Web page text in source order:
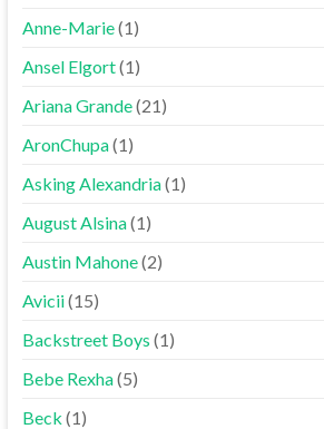
Anne-Marie(1)
Ansel Elgort(1)
Ariana Grande(21)
AronChupa(1)
Asking Alexandria(1)
August Alsina(1)
Austin Mahone(2)
Avicii(15)
Backstreet Boys (1)
Bebe Rexha(5)
Beck (1)